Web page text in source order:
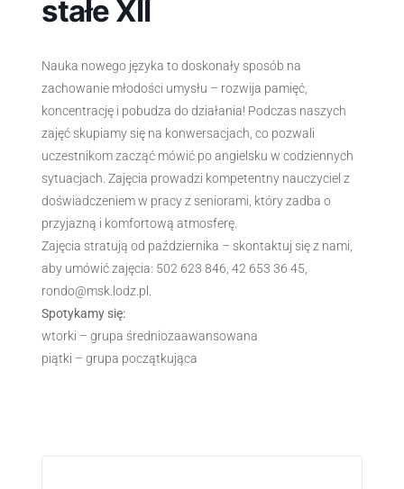
stałe XII
Nauka nowego języka to doskonały sposób na
zachowanie młodości umysłu – rozwija pamięć,
koncentrację i pobudza do działania! Podczas naszych
zajęć skupiamy się na konwersacjach, co pozwali
uczestnikom zacząć mówić po angielsku w codziennych
sytuacjach. Zajęcia prowadzi kompetentny nauczyciel z
doświadczeniem w pracy z seniorami, który zadba o
przyjazną i komfortową atmosferę.
Zajęcia stratują od października – skontaktuj się z nami,
aby umówić zajęcia: 502 623 846, 42 653 36 45,
rondo@msk.lodz.pl.
Spotykamy się:
wtorki – grupa średniozaawansowana
piątki – grupa początkująca